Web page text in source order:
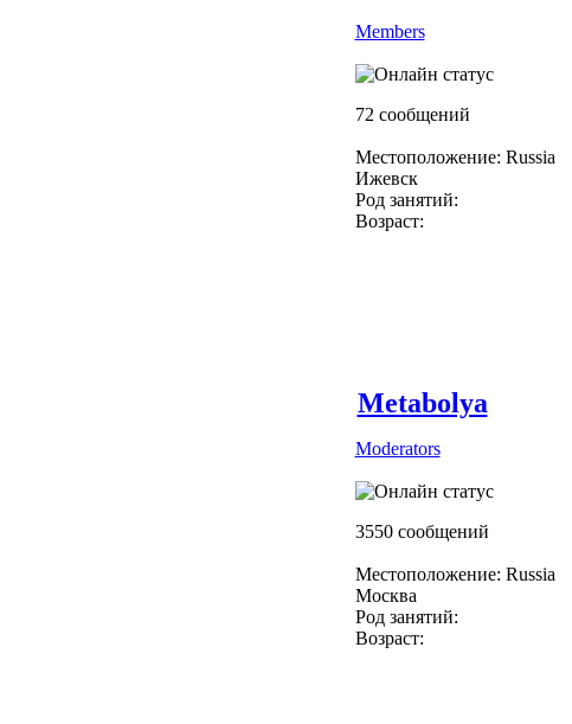
Members
72 сообщений
Местоположение: Russia
Ижевск
Род занятий:
Возраст:
Metabolya
Moderators
3550 сообщений
Местоположение: Russia
Москва
Род занятий:
Возраст: